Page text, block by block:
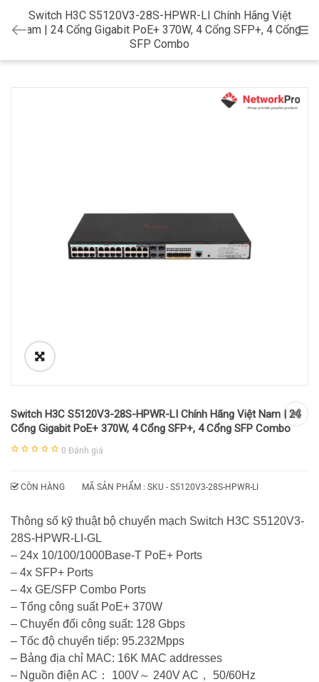
Switch H3C S5120V3-28S-HPWR-LI Chính Hãng Việt
Nam | 24 Cổng Gigabit PoE+ 370W, 4 Cổng SFP+, 4 Cổng
SFP Combo
Switch H3C S5120V3-28S-HPWR-LI Chính Hãng Việt Nam | 24
Cổng Gigabit PoE+ 370W, 4 Cổng SFP+, 4 Cổng SFP Combo
0 Đánh giá
CÒN HÀNG MÃ SẢN PHẨM : SKU - S5120V3-28S-HPWR-LI
Thông số kỹ thuật bộ chuyển mạch Switch H3C S5120V3-
28S-HPWR-LI-GL
– 24x 10/100/1000Base-T PoE+ Ports
– 4x SFP+ Ports
– 4x GE/SFP Combo Ports
– Tổng công suất PoE+ 370W
– Chuyển đổi công suất: 128 Gbps
– Tốc độ chuyển tiếp: 95.232Mpps
– Bảng địa chỉ MAC: 16K MAC addresses
– Nguồn điện AC： 100V～ 240V AC， 50/60Hz